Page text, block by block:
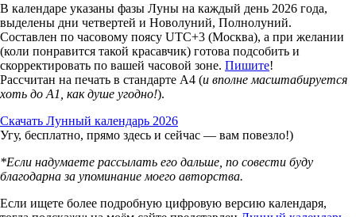
В календаре указаны фазы Луны на каждый день 2026 года,
выделены дни четвертей и Новолуний, Полнолуний.
Составлен по часовому поясу UTC+3 (Москва), а при желании
(коли понравится такой красавчик) готова подсобить и
скорректировать по вашей часовой зоне. Пишите!
Рассчитан на печать в стандарте А4 (и вполне масштабируется
хоть до А1, как душе угодно!).
Скачать Лунный календарь 2026
Угу, бесплатно, прямо здесь и сейчас — вам повезло!)
*Если надумаете рассылать его дальше, по совести буду
благодарна за упоминание моего авторства.
Если ищете более подробную цифровую версию календаря,